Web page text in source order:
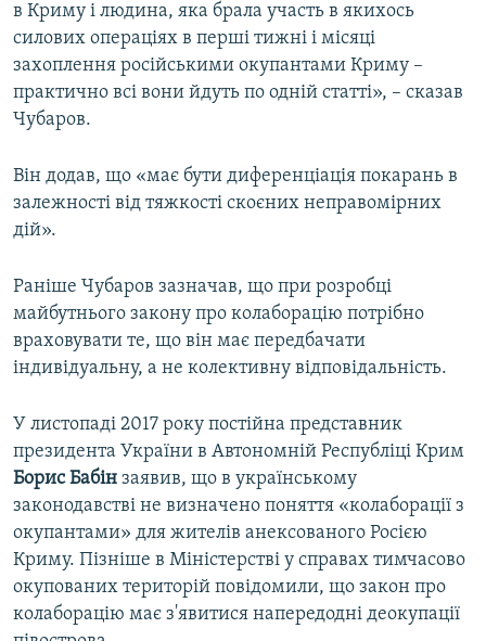
в Криму і людина, яка брала участь в якихось
силових операціях в перші тижні і місяці
захоплення російськими окупантами Криму –
практично всі вони йдуть по одній статті», – сказав
Чубаров.
Він додав, що «має бути диференціація покарань в
залежності від тяжкості скоєних неправомірних
дій».
Раніше Чубаров зазначав, що при розробці
майбутнього закону про колаборацію потрібно
враховувати те, що він має передбачати
індивідуальну, а не колективну відповідальність.
У листопаді 2017 року постійна представник
президента України в Автономній Республіці Крим
Борис Бабін заявив, що в українському
законодавстві не визначено поняття «колаборації з
окупантами» для жителів анексованого Росією
Криму. Пізніше в Міністерстві у справах тимчасово
окупованих територій повідомили, що закон про
колаборацію має з'явитися напередодні деокупації